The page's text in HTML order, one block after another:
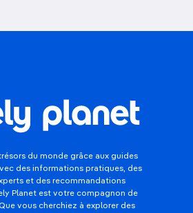
du monde grâce aux guides
des informations pratiques, des
et des recommandations
Planet est votre compagnon de
vous cherchiez à explorer des